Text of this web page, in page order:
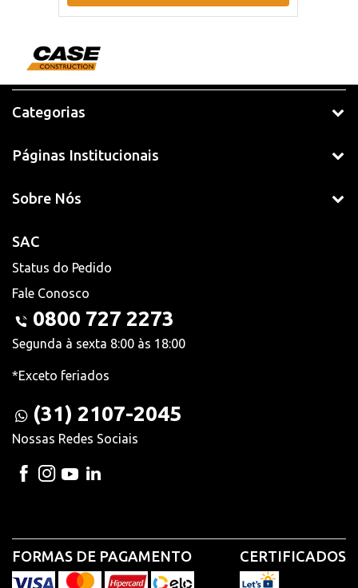
Categorias
Páginas Institucionais
Sobre Nós
SAC
Status do Pedido
Fale Conosco
0800 727 2273
Segunda à sexta 8:00 às 18:00
*Exceto feriados
(31) 2107-2045
Nossas Redes Sociais
FORMAS DE PAGAMENTO CERTIFICADOS